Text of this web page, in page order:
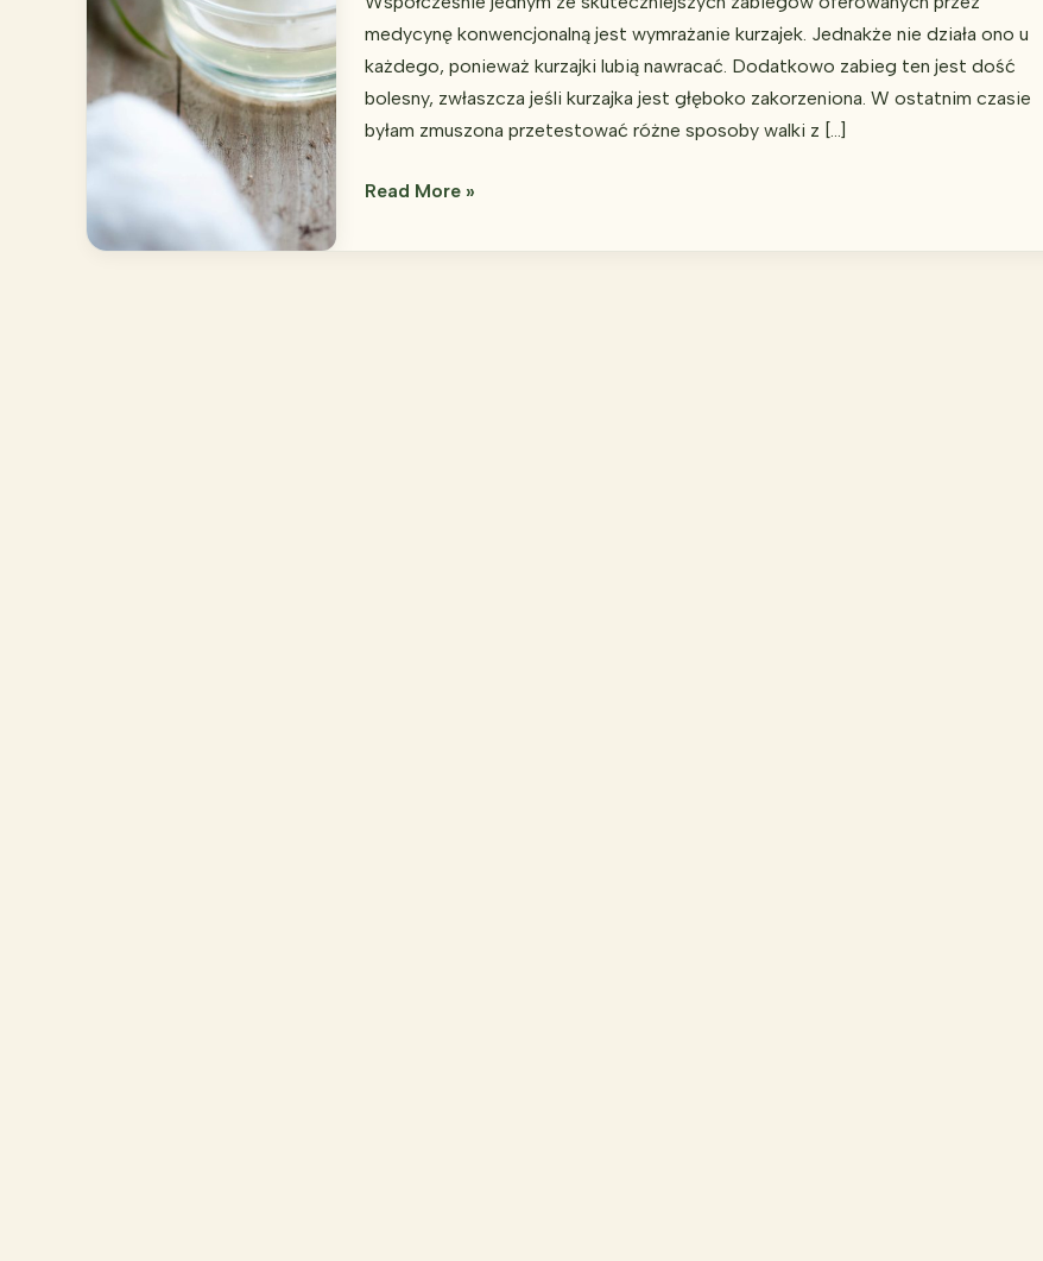
medycynę konwencjonalną jest wymrażanie kurzajek. Jednakże nie działa ono u
każdego, ponieważ kurzajki lubią nawracać. Dodatkowo zabieg ten jest dość
bolesny, zwłaszcza jeśli kurzajka jest głęboko zakorzeniona. W ostatnim czasie
byłam zmuszona przetestować różne sposoby walki z […]
Jak
Read More »